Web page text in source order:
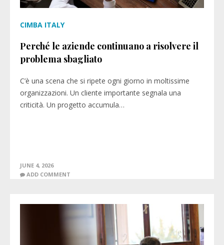
CIMBA ITALY
Perché le aziende continuano a risolvere il
problema sbagliato
C’è una scena che si ripete ogni giorno in moltissime
organizzazioni. Un cliente importante segnala una
criticità. Un progetto accumula…
JUNE 4, 2026
ADD COMMENT